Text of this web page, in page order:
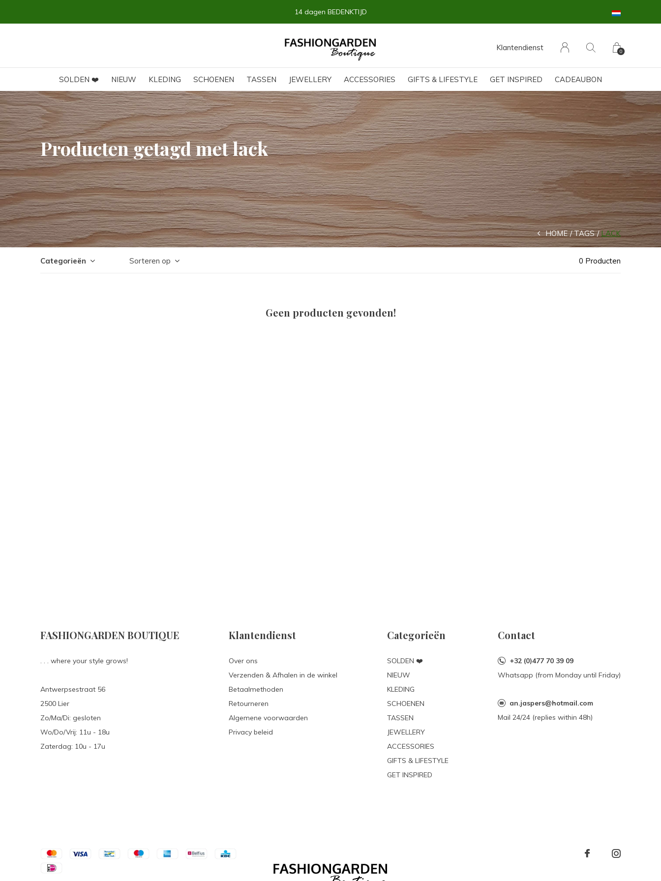
SOLDEN ❤️ NIEUW KLEDING SCHOENEN TASSEN JEWELLERY ACCESSORIES GIFTS & LIFESTYLE GET INSPIRED CADEAUBON
Klantendienst 0
14 dagen BEDENKTIJD
Producten getagd met lack
HOME TAGS LACK
Categorieën Sorteren op 0 Producten
Geen producten gevonden!
FASHIONGARDEN BOUTIQUE
. . . where your style grows!
Antwerpsestraat 56
2500 Lier
Zo/Ma/Di: gesloten
Wo/Do/Vrij: 11u - 18u
Zaterdag: 10u - 17u
Klantendienst
Over ons
Verzenden & Afhalen in de winkel
Betaalmethoden
Retourneren
Algemene voorwaarden
Privacy beleid
Categorieën
SOLDEN ❤️
NIEUW
KLEDING
SCHOENEN
TASSEN
JEWELLERY
ACCESSORIES
GIFTS & LIFESTYLE
GET INSPIRED
Contact
+32 (0)477 70 39 09
Whatsapp (from Monday until Friday)
an.jaspers@hotmail.com
Mail 24/24 (replies within 48h)